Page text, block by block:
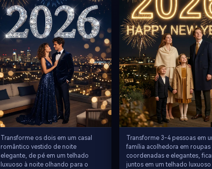
de estúdio
Transforme os dois em um casal
romântico vestido de noite
elegante, de pé em um telhado
luxuoso à noite olhando para o
Transforme 3-4 pessoas em
família acolhedora em roupas
coordenadas e elegantes,
juntos em um telhado luxuoso